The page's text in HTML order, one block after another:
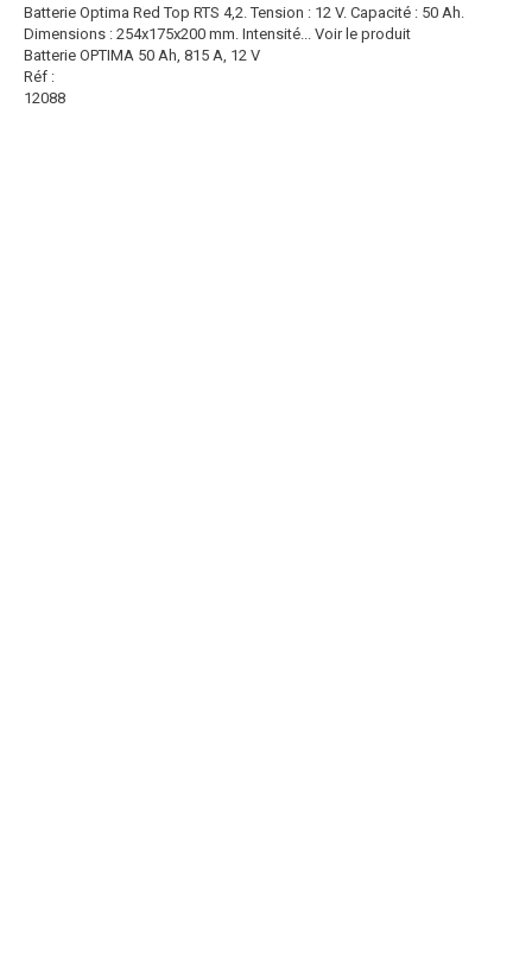
Batterie Optima Red Top RTS 4,2. Tension : 12 V. Capacité : 50 Ah.
Dimensions : 254x175x200 mm. Intensité... Voir le produit
Batterie OPTIMA 50 Ah, 815 A, 12 V
Réf :
12088